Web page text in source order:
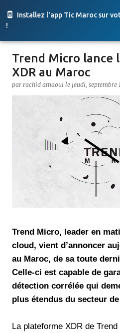
Installez l'app Tic Maroc sur
!
Accéder au
Trend Micro lance
XDR au Maroc
par rachid amaoui le jeudi, septembre
Trend Micro, leader en
cloud, vient d’annoncer
au Maroc, de sa toute
Celle-ci est capable de
détection corrélée qui
plus étendus du secteur
La plateforme XDR de